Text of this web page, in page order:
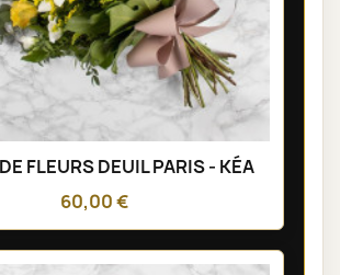
FLEURS DEUIL PARIS - KÉA
60,00 €